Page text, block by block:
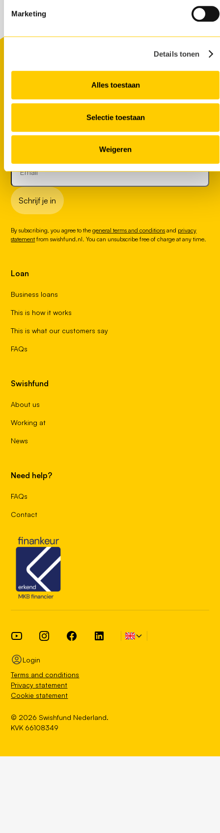
Marketing
Details tonen
Alles toestaan
Selectie toestaan
Weigeren
Want to receive entrepreneur tips?
We track current developments and share monthly tips,
Schrijf je in
By subscribing, you agree to thegeneral terms and conditions and privacy
statement from swishfund.nl. You can unsubscribe free of charge at any time.
Loan
Business loans
This is how it works
This is what our customers say
FAQs
Swishfund
About us
Working at
News
Need help?
FAQs
Contact
© 2026 Swishfund Nederland.
KVK 66108349
Terms and conditions
Privacy statement
Cookie statement
Login